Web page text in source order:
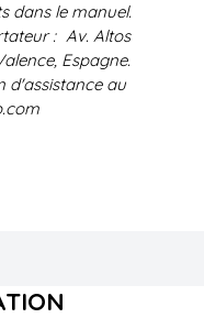
dans le manuel.
: Av. Altos
Espagne.
d'assistance au